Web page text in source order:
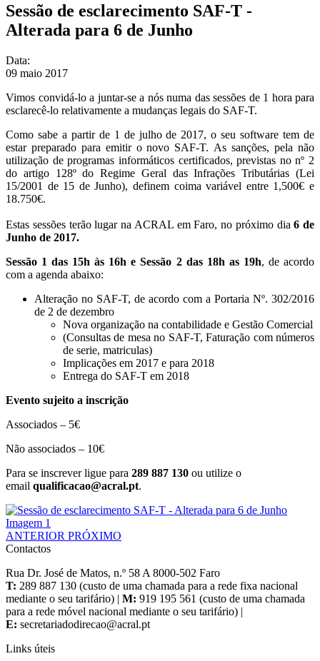
Sessão de esclarecimento SAF-T -
Alterada para 6 de Junho
Data:
09 maio 2017
Vimos convidá-lo a juntar-se a nós numa das sessões de 1 hora para
esclarecê-lo relativamente a mudanças legais do SAF-T.
Como sabe a partir de 1 de julho de 2017, o seu software tem de
estar preparado para emitir o novo SAF-T. As sanções, pela não
utilização de programas informáticos certificados, previstas no nº 2
do artigo 128º do Regime Geral das Infrações Tributárias (Lei
15/2001 de 15 de Junho), definem coima variável entre 1,500€ e
18.750€.
Estas sessões terão lugar na ACRAL em Faro, no próximo dia6 de
Junho de 2017.
Sessão 1 das 15h às 16h e Sessão 2 das 18h as 19h, de acordo
com a agenda abaixo:
Alteração no SAF-T, de acordo com a Portaria Nº. 302/2016
de 2 de dezembro
Nova organização na contabilidade e Gestão Comercial
(Consultas de mesa no SAF-T, Faturação com números
de serie, matriculas)
Implicações em 2017 e para 2018
Entrega do SAF-T em 2018
Evento sujeito a inscrição
Associados – 5€
Não associados – 10€
Para se inscrever ligue para 289 887 130 ou utilize o
email
.
ANTERIOR PRÓXIMO
Contactos
Rua Dr. José de Matos, n.º 58 A 8000-502 Faro
T: 289 887 130 (custo de uma chamada para a rede fixa nacional
mediante o seu tarifário) | M: 919 195 561 (custo de uma chamada
para a rede móvel nacional mediante o seu tarifário) |
E:
Links úteis